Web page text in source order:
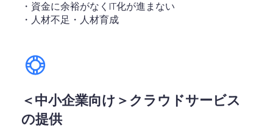
・資金に余裕がなくIT化が進まない
・人材不足・人材育成
＜中小企業向け＞クラウドサービス
の提供